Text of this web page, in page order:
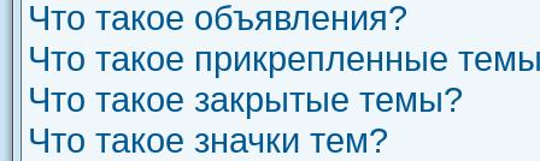
Что такое объявления?
Что такое прикрепленные
Что такое закрытые темы?
Что такое значки тем?